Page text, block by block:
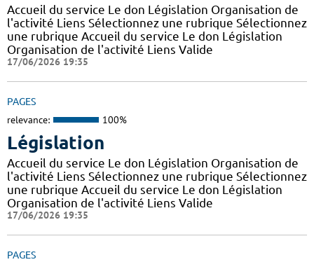
Accueil du service Le don Législation Organisation de
l'activité Liens Sélectionnez une rubrique Sélectionnez
une rubrique Accueil du service Le don Législation
Organisation de l'activité Liens Valide
17/06/2026 19:35
PAGES
relevance: 100%
Législation
Accueil du service Le don Législation Organisation de
l'activité Liens Sélectionnez une rubrique Sélectionnez
une rubrique Accueil du service Le don Législation
Organisation de l'activité Liens Valide
17/06/2026 19:35
PAGES